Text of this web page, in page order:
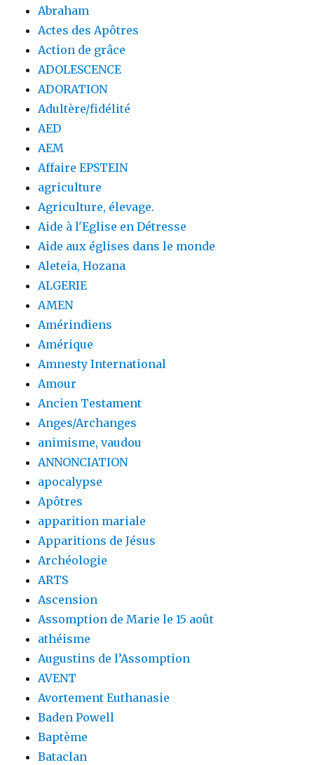
Abraham
Actes des Apôtres
Action de grâce
ADOLESCENCE
ADORATION
Adultère/fidélité
AED
AEM
Affaire EPSTEIN
agriculture
Agriculture, élevage.
Aide à l'Eglise en Détresse
Aide aux églises dans le monde
Aleteia, Hozana
ALGERIE
AMEN
Amérindiens
Amérique
Amnesty International
Amour
Ancien Testament
Anges/Archanges
animisme, vaudou
ANNONCIATION
apocalypse
Apôtres
apparition mariale
Apparitions de Jésus
Archéologie
ARTS
Ascension
Assomption de Marie le 15 août
athéisme
Augustins de l’Assomption
AVENT
Avortement Euthanasie
Baden Powell
Baptème
Bataclan